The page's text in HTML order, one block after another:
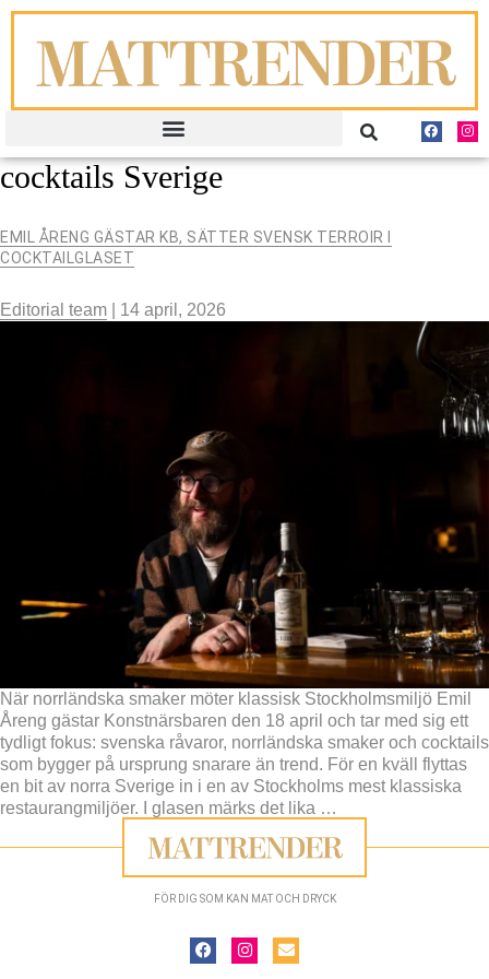
cocktails Sverige
EMIL ÅRENG GÄSTAR KB, SÄTTER SVENSK TERROIR I
COCKTAILGLASET
Editorial team 14 april, 2026
När norrländska smaker möter klassisk Stockholmsmiljö Emil
Åreng gästar Konstnärsbaren den 18 april och tar med sig ett
tydligt fokus: svenska råvaror, norrländska smaker och cocktails
som bygger på ursprung snarare än trend. För en kväll flyttas
en bit av norra Sverige in i en av Stockholms mest klassiska
restaurangmiljöer. I glasen märks det lika …
FÖR DIG SOM KAN MAT OCH DRYCK